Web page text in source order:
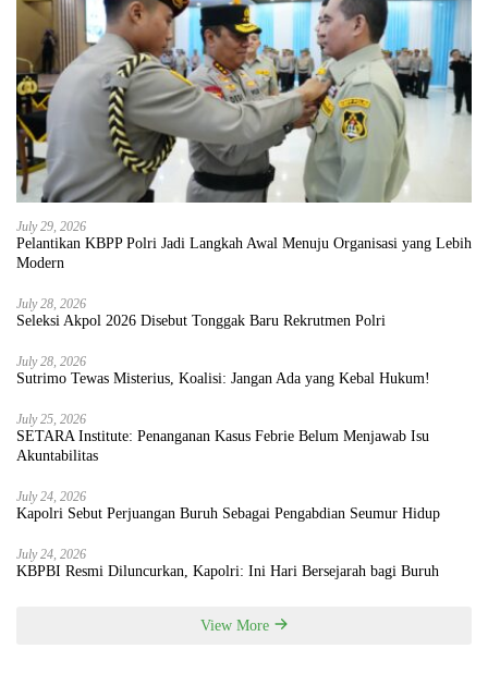
July 29, 2026
Pelantikan KBPP Polri Jadi Langkah Awal Menuju Organisasi yang Lebih
Modern
July 28, 2026
Seleksi Akpol 2026 Disebut Tonggak Baru Rekrutmen Polri
July 28, 2026
Sutrimo Tewas Misterius, Koalisi: Jangan Ada yang Kebal Hukum!
July 25, 2026
SETARA Institute: Penanganan Kasus Febrie Belum Menjawab Isu
Akuntabilitas
July 24, 2026
Kapolri Sebut Perjuangan Buruh Sebagai Pengabdian Seumur Hidup
July 24, 2026
KBPBI Resmi Diluncurkan, Kapolri: Ini Hari Bersejarah bagi Buruh
View More